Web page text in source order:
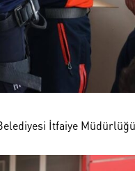
İtfaiye Müdürlüğü